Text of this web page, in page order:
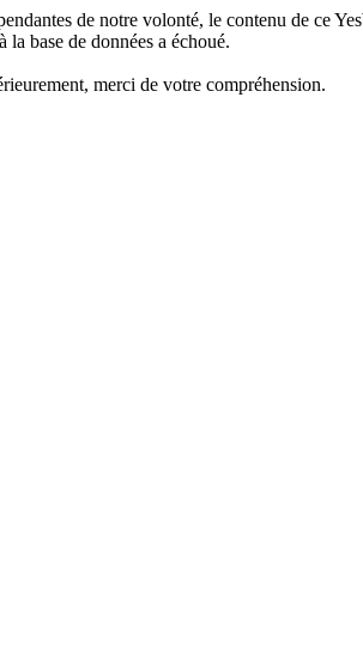
de notre volonté, le contenu de ce
la base de données a échoué.
merci de votre compréhension.